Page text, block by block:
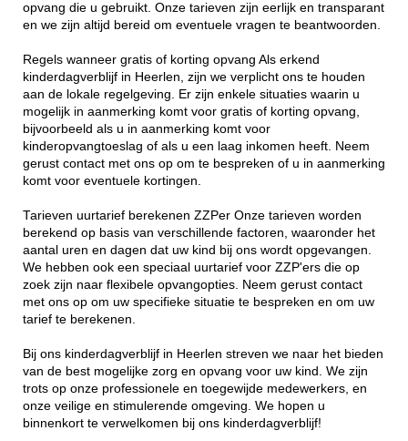
opvang die u gebruikt. Onze tarieven zijn eerlijk en transparant
en we zijn altijd bereid om eventuele vragen te beantwoorden.
Regels wanneer gratis of korting opvang Als erkend
kinderdagverblijf in Heerlen, zijn we verplicht ons te houden
aan de lokale regelgeving. Er zijn enkele situaties waarin u
mogelijk in aanmerking komt voor gratis of korting opvang,
bijvoorbeeld als u in aanmerking komt voor
kinderopvangtoeslag of als u een laag inkomen heeft. Neem
gerust contact met ons op om te bespreken of u in aanmerking
komt voor eventuele kortingen.
Tarieven uurtarief berekenen ZZPer Onze tarieven worden
berekend op basis van verschillende factoren, waaronder het
aantal uren en dagen dat uw kind bij ons wordt opgevangen.
We hebben ook een speciaal uurtarief voor ZZP'ers die op
zoek zijn naar flexibele opvangopties. Neem gerust contact
met ons op om uw specifieke situatie te bespreken en om uw
tarief te berekenen.
Bij ons kinderdagverblijf in Heerlen streven we naar het bieden
van de best mogelijke zorg en opvang voor uw kind. We zijn
trots op onze professionele en toegewijde medewerkers, en
onze veilige en stimulerende omgeving. We hopen u
binnenkort te verwelkomen bij ons kinderdagverblijf!